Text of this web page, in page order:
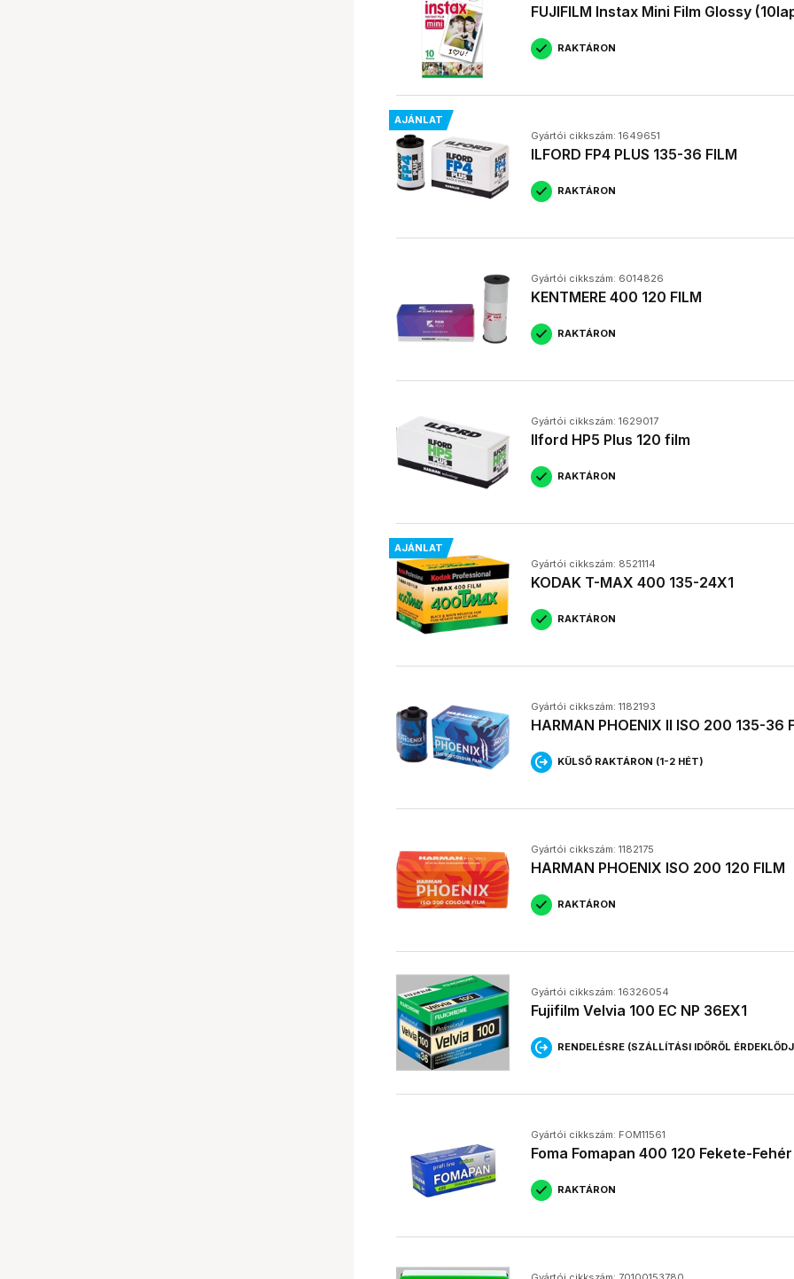
FUJIFILM Instax Mini Film Glossy
RAKTÁRON
AJÁNLAT
Gyártói cikkszám: 1649651
ILFORD FP4 PLUS 135-36 FILM
RAKTÁRON
Gyártói cikkszám: 6014826
KENTMERE 400 120 FILM
RAKTÁRON
Gyártói cikkszám: 1629017
Ilford HP5 Plus 120 film
RAKTÁRON
AJÁNLAT
Gyártói cikkszám: 8521114
KODAK T-MAX 400 135-24X1
RAKTÁRON
Gyártói cikkszám: 1182193
HARMAN PHOENIX II ISO 200 135-36
KÜLSŐ RAKTÁRON (1-2 HÉT)
Gyártói cikkszám: 1182175
HARMAN PHOENIX ISO 200 120 FILM
RAKTÁRON
Gyártói cikkszám: 16326054
Fujifilm Velvia 100 EC NP 36EX1
RENDELÉSRE (SZÁLLÍTÁSI IDŐRŐL
Gyártói cikkszám: FOM11561
Foma Fomapan 400 120 Fekete-
RAKTÁRON